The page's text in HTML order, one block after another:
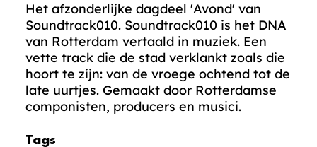
Het afzonderlijke dagdeel 'Avond' van
Soundtrack010. Soundtrack010 is het DNA
van Rotterdam vertaald in muziek. Een
vette track die de stad verklankt zoals die
hoort te zijn: van de vroege ochtend tot de
late uurtjes. Gemaakt door Rotterdamse
componisten, producers en musici.
Tags